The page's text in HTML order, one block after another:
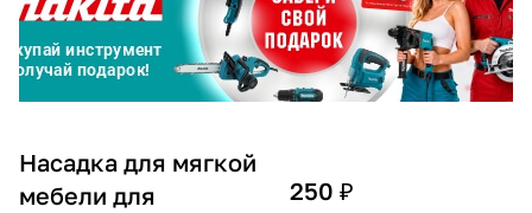
Насадка для мягкой
мебели для
250 ₽
оплатуна части
без переплат
График платежей